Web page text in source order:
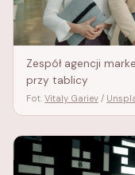
Zespół agencji
przy tablicy
Fot. Vitaly Gariev /